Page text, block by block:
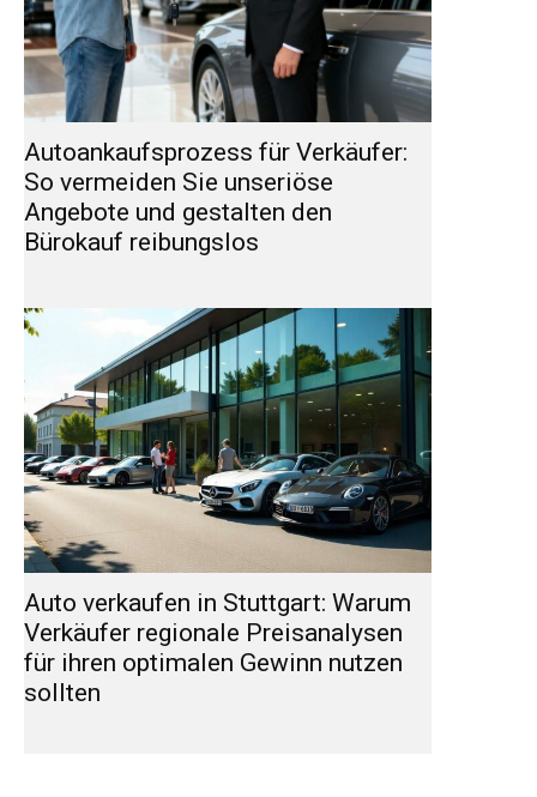
Autoankaufsprozess für Verkäufer:
So vermeiden Sie unseriöse
Angebote und gestalten den
Bürokauf reibungslos
Auto verkaufen in Stuttgart: Warum
Verkäufer regionale Preisanalysen
für ihren optimalen Gewinn nutzen
sollten